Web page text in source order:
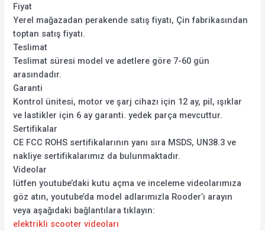
Fiyat
Yerel mağazadan perakende satış fiyatı, Çin fabrikasından
toptan satış fiyatı.
Teslimat
Teslimat süresi model ve adetlere göre 7-60 gün
arasındadır.
Garanti
Kontrol ünitesi, motor ve şarj cihazı için 12 ay, pil, ışıklar
ve lastikler için 6 ay garanti. yedek parça mevcuttur.
Sertifikalar
CE FCC ROHS sertifikalarının yanı sıra MSDS, UN38.3 ve
nakliye sertifikalarımız da bulunmaktadır.
Videolar
lütfen youtube’daki kutu açma ve inceleme videolarımıza
göz atın, youtube’da model adlarımızla Rooder’ı arayın
veya aşağıdaki bağlantılara tıklayın:
elektrikli scooter videoları